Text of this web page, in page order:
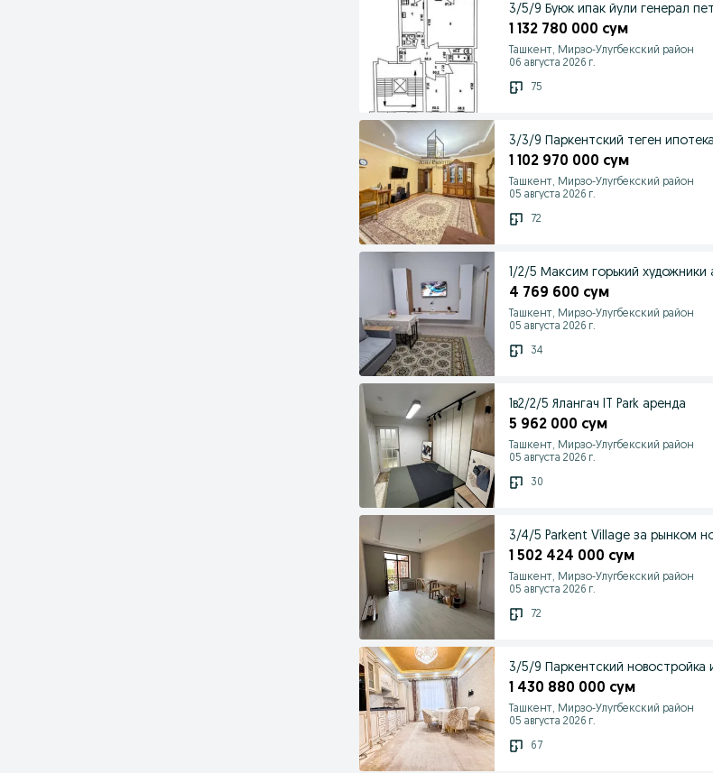
3/5/9 Буюк ипак йули генерал
1 132 780 000 сум
Ташкент, Мирзо-Улугбекский район
06 августа 2026 г.
75
3/3/9 Паркентский теген
1 102 970 000 сум
Ташкент, Мирзо-Улугбекский район
05 августа 2026 г.
72
1/2/5 Максим горький художники
4 769 600 сум
Ташкент, Мирзо-Улугбекский район
05 августа 2026 г.
34
1в2/2/5 Ялангач IT Park аренда
5 962 000 сум
Ташкент, Мирзо-Улугбекский район
05 августа 2026 г.
30
3/4/5 Parkent Village за рынком
1 502 424 000 сум
Ташкент, Мирзо-Улугбекский район
05 августа 2026 г.
72
3/5/9 Паркентский новостройка
1 430 880 000 сум
Ташкент, Мирзо-Улугбекский район
05 августа 2026 г.
67